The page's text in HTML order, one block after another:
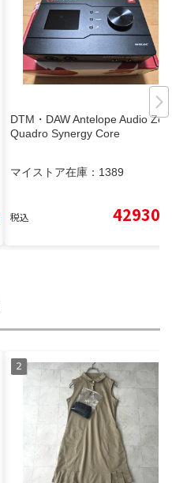
DTM・DAW Antelope Audio Zen
Quadro Synergy Core
マイストア在庫： 1389
税込 42930